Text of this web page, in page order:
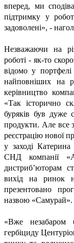
вперед, ми
підтримку у
задоволені», -
Незважаючи на
роботі - як-то
відомо у
найповніших на
керівництво
«Так історично
буряків був дуже
продукти. Але все
реєстрацію нової
у заході
СНД компанії
дистриб’юторам
вихід на ринок
презентовано
назвою «Самурай».
«Вже незабаром
гербіциду